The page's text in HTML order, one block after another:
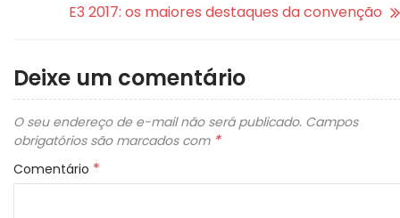
E3 2017: os maiores destaques da convenção
Deixe um comentário
O seu endereço de e-mail não será publicado. Campos
obrigatórios são marcados com *
Comentário *